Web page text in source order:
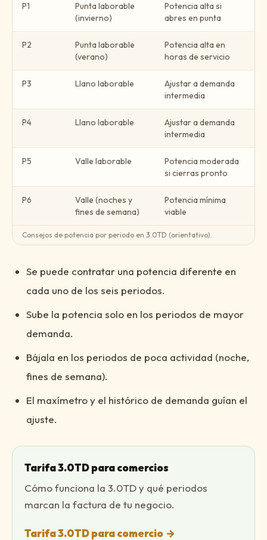
P1
Punta laborable
(invierno)
Potencia alta si
abres en punta
P2
Punta laborable
(verano)
Potencia alta en
horas de servicio
P3 Llano laborable
Ajustar a demanda
intermedia
P4 Llano laborable
Ajustar a demanda
intermedia
P5 Valle laborable
Potencia moderada
si cierras pronto
P6
Valle (noches y
fines de semana)
Potencia mínima
viable
Consejos de potencia por periodo en 3.0TD (orientativo).
Se puede contratar una potencia diferente en
cada uno de los seis periodos.
Sube la potencia solo en los periodos de mayor
demanda.
Bájala en los periodos de poca actividad (noche,
fines de semana).
El maxímetro y el histórico de demanda guían el
ajuste.
Tarifa 3.0TD para comercios
Cómo funciona la 3.0TD y qué periodos
marcan la factura de tu negocio.
Tarifa 3.0TD para comercio →